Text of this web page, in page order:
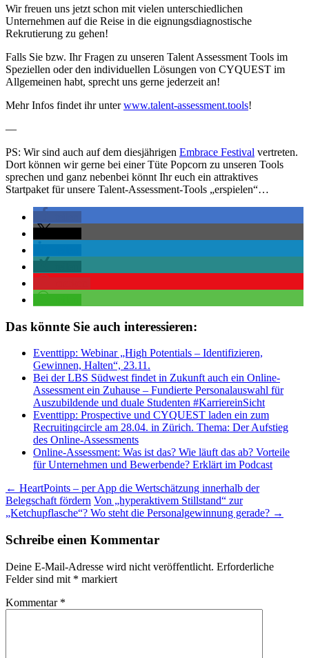
Wir freuen uns jetzt schon mit vielen unterschiedlichen
Unternehmen auf die Reise in die eignungsdiagnostische
Rekrutierung zu gehen!
Falls Sie bzw. Ihr Fragen zu unseren Talent Assessment Tools im
Speziellen oder den individuellen Lösungen von CYQUEST im
Allgemeinen habt, sprecht uns gerne jederzeit an!
Mehr Infos findet ihr unterwww.talent-assessment.tools!
—
PS: Wir sind auch auf dem diesjährigen Embrace Festival vertreten.
Dort können wir gerne bei einer Tüte Popcorn zu unseren Tools
sprechen und ganz nebenbei könnt Ihr euch ein attraktives
Startpaket für unsere Talent-Assessment-Tools „erspielen“…
Das könnte Sie auch interessieren:
Eventtipp: Webinar „High Potentials – Identifizieren,
Gewinnen, Halten“, 23.11.
Bei der LBS Südwest findet in Zukunft auch ein Online-
Assessment ein Zuhause – Fundierte Personalauswahl für
Auszubildende und duale Studenten #KarriereinSicht
Eventtipp: Prospective und CYQUEST laden ein zum
Recruitingcircle am 28.04. in Zürich. Thema: Der Aufstieg
des Online-Assessments
Online-Assessment: Was ist das? Wie läuft das ab? Vorteile
für Unternehmen und Bewerbende? Erklärt im Podcast
Beitragsnavigation
← HeartPoints – per App die Wertschätzung innerhalb der
Belegschaft fördern Von „hyperaktivem Stillstand“ zur
„Ketchupflasche“? Wo steht die Personalgewinnung gerade? →
Schreibe einen Kommentar
Deine E-Mail-Adresse wird nicht veröffentlicht. Erforderliche
Felder sind mit * markiert
Kommentar *